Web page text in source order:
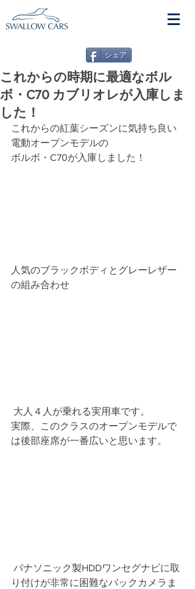
シェア
これからの時期に最適なボル
ボ・C70 カブリオレが入庫しま
した！
これからの紅葉シーズンに気持ち良い
電動オープンモデルの
ボルボ・C70が入庫しました！
人気のブラックボディとグレーレザー
の組み合わせ
大人４人が乗れる実用車です。
実際、このクラスのオープンモデルで
は後部座席が一番広いと思います。
り付けが非常に困難なバックカメラま